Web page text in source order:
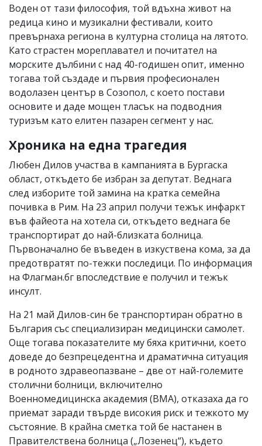
Воден от тази философия, той вдъхна живот на
редица кино и музикални фестивали, които
превърнаха региона в културна столица на лятото.
Като страстен мореплавател и почитател на
морските дълбини с над 40-годишен опит, именно
тогава той създаде и първия професионален
водолазен център в Созопол, с което постави
основите и даде мощен тласък на подводния
туризъм като елитен пазарен сегмент у нас.
Хроника на една трагедия
Любен Дилов участва в кампанията в Бургаска
област, откъдето бе избран за депутат. Веднага
след изборите той замина на кратка семейна
почивка в Рим. На 23 април получи тежък инфаркт
във файеота на хотела си, откъдето веднага бе
транспортират до най-близката болница.
Първоначално бе въведен в изкуствена кома, за да
предотвратят по-тежки последици. По информация
на Флагман.бг впоследствие е получил и тежък
инсулт.
На 21 май Дилов-син бе транспортиран обратно в
България със специализиран медицински самолет.
Още тогава показателите му бяха критични, което
доведе до безпрецедентна и драматична ситуация
в родното здравеопазване – две от най-големите
столични болници, включително
Военномедицинска академия (ВМА), отказаха да го
приемат заради твърде високия риск и тежкото му
състояние. В крайна сметка той бе настанен в
Правителствена болница („Лозенец“), където